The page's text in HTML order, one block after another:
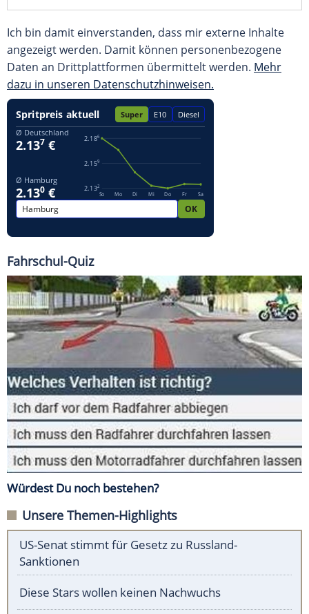
Ich bin damit einverstanden, dass mir externe Inhalte
angezeigt werden. Damit können personenbezogene
Daten an Drittplattformen übermittelt werden. Mehr
dazu in unseren Datenschutzhinweisen.
Fahrschul-Quiz
Würdest Du noch bestehen?
Unsere Themen-Highlights
US-Senat stimmt für Gesetz zu Russland-
Sanktionen
Diese Stars wollen keinen Nachwuchs